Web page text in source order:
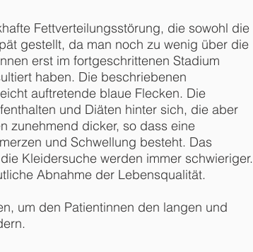
Fettverteilungsstörung, die sowohl die
gestellt, da man noch zu wenig über die
erst im fortgeschrittenen Stadium
haben. Die beschriebenen
auftretende blaue Flecken. Die
und Diäten hinter sich, die aber
zunehmend dicker, so dass eine
und Schwellung besteht. Das
Kleidersuche werden immer schwieriger.
Abnahme der Lebensqualität.
um den Patientinnen den langen und